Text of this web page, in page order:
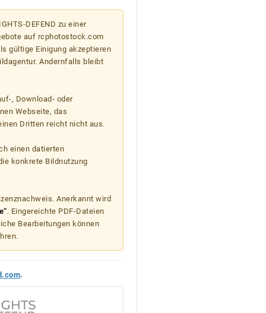
DEFEND zu einer
auf rcphotostock.com
gültige Einigung akzeptieren
Andernfalls bleibt
, Download- oder
Webseite, das
Dritten reicht nicht aus.
einen datierten
konkrete Bildnutzung
Anerkannt wird
. Eingereichte PDF-Dateien
Bearbeitungen können
.